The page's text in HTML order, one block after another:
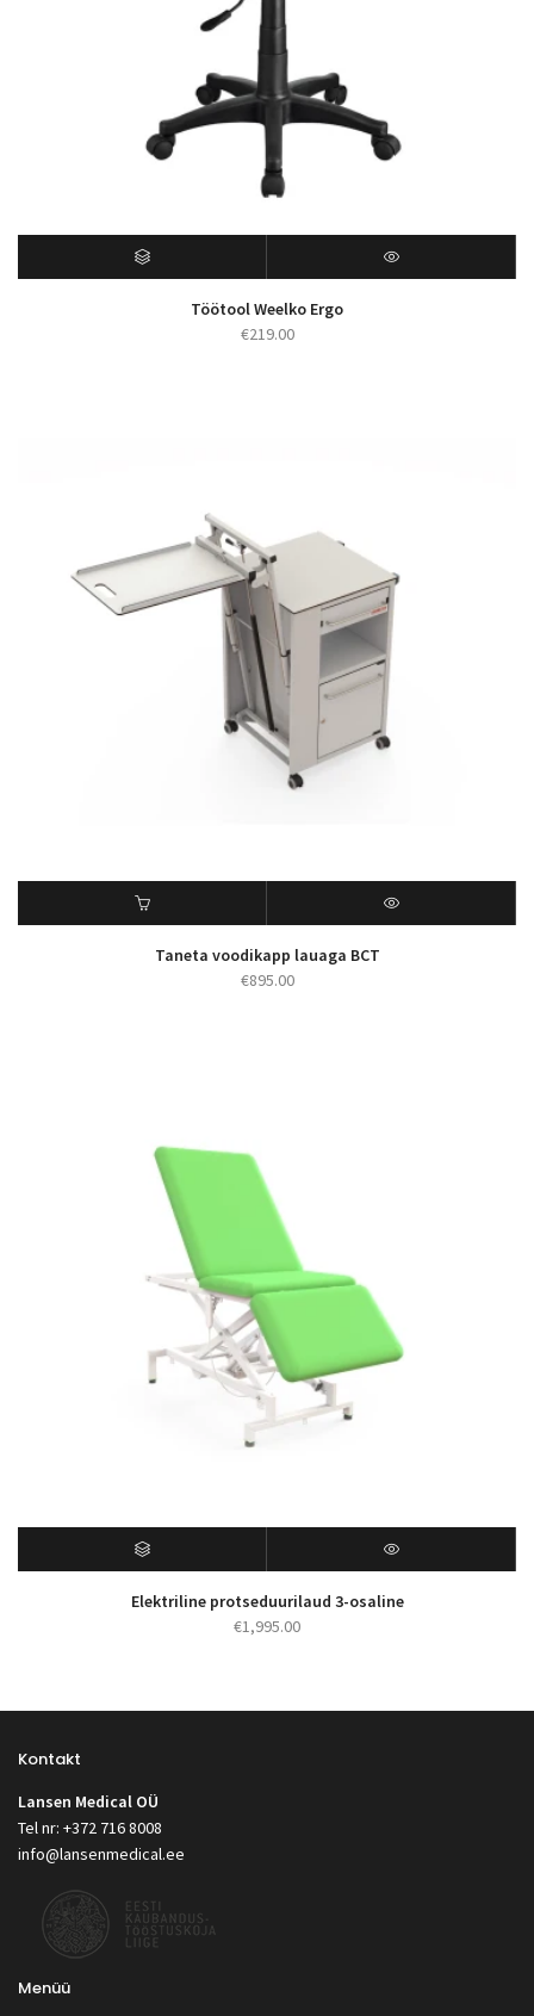
Töötool Weelko Ergo
€219.00
Taneta voodikapp lauaga BCT
€895.00
Elektriline protseduurilaud 3-osaline
€1,995.00
Kontakt
Lansen Medical OÜ
Tel nr: +372 716 8008
info@lansenmedical.ee
Menüü